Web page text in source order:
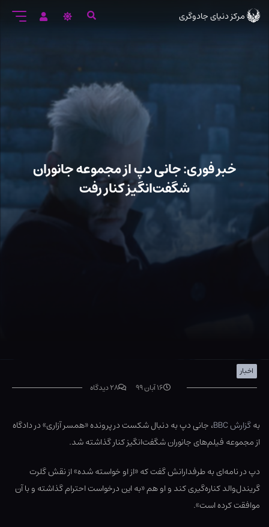
ورود
مرکز دنیای جادوگری
خبر فوری: جانی دپ از مجموعه جانوران
شگفت‌انگیز کنار رفت
اخبار
۱۶ آبان ۹۹
۲۸ دیدگاه
بهگزارش BBC
، جانی دپ به دنبال شکست در پرونده «همسر آزاری» در دادگاه
از مجموعه فیلم‌های جانوران شگفت‌انگیز کنار گذاشته شد.
دپ در نامه‌ای به طرفدارانش گفت که «از او خواسته شده» از نقش گلرت
گریندل‌والد کناره‌گیری کند و او هم «به این درخواست احترام گذاشته و با آن
موافقت کرده است».